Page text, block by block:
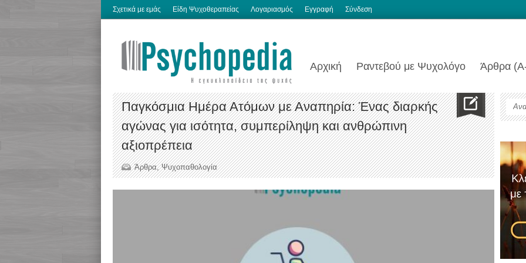
Σχετικά με εμάς Είδη Ψυχοθεραπείας Λογαριασμός Εγγραφή Σύνδεση
Αρχική Ραντεβού με Ψυχολόγο Άρθρα
Παγκόσμια Ημέρα Ατόμων με Αναπηρία: Ένας διαρκής
αγώνας για ισότητα, συμπερίληψη και ανθρώπινη
αξιοπρέπεια
Άρθρα,Ψυχοπαθολογία